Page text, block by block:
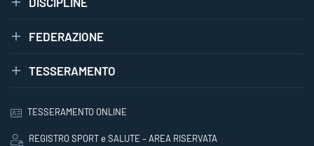
FEDERAZIONE
TESSERAMENTO
TESSERAMENTO ONLINE
REGISTRO SPORT e SALUTE – AREA RISERVATA